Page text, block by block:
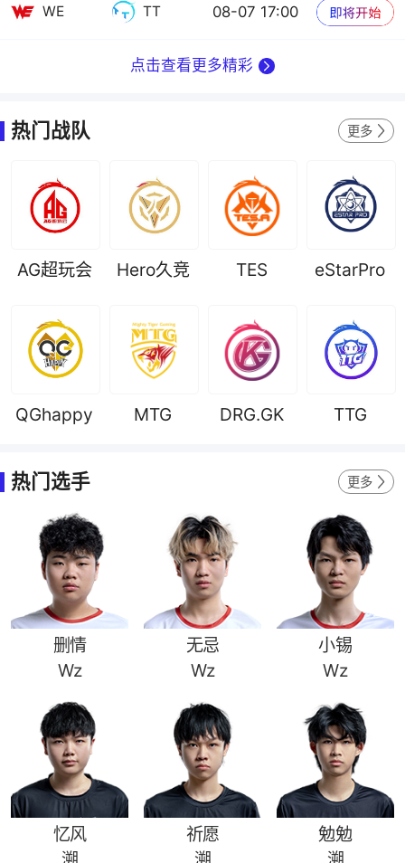
WE TT 08-07 17:00
点击查看更多精彩
热门战队 更多
AG超玩会 Hero久竞 TES eStarPro
QGhappy MTG DRG.GK TTG
热门选手 更多
删情
Wz
无忌
Wz
小锡
Wz
忆风
祈愿
勉勉